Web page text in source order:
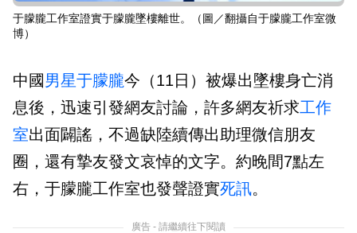
于朦朧工作室證實于朦朧墜樓離世。（圖／翻攝自于朦朧工作室微
博）
中國 男星于朦朧今（11日）被爆出墜樓身亡消
息後，迅速引發網友討論，許多網友祈求工作
室出面闢謠，不過缺陸續傳出助理微信朋友
圈，還有摯友發文哀悼的文字。約晚間7點左
右，于朦朧工作室也發聲證實死訊。
廣告 - 請繼續往下閱讀